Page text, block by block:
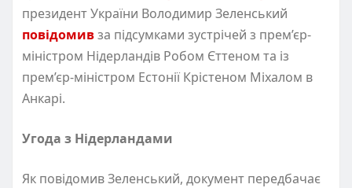
президент України Володимир Зеленський
повідомивза підсумками зустрічей з прем’єр-
міністром Нідерландів Робом Єттеном та із
прем’єр-міністром Естонії Крістеном Міхалом в
Анкарі.
Угода з Нідерландами
Як повідомив Зеленський, документ передбачає